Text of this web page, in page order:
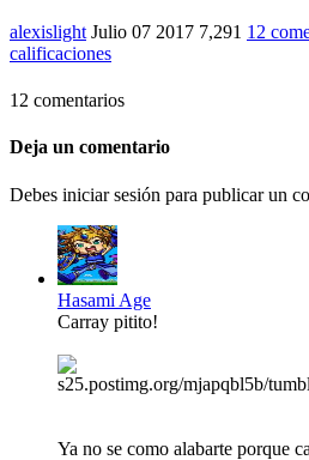
alexislight Julio 07 2017 7,291 12
calificaciones
12 comentarios
Deja un comentario
Debes iniciar sesión para publicar un
Hasami Age
Carray pitito!
Ya no se como alabarte porque